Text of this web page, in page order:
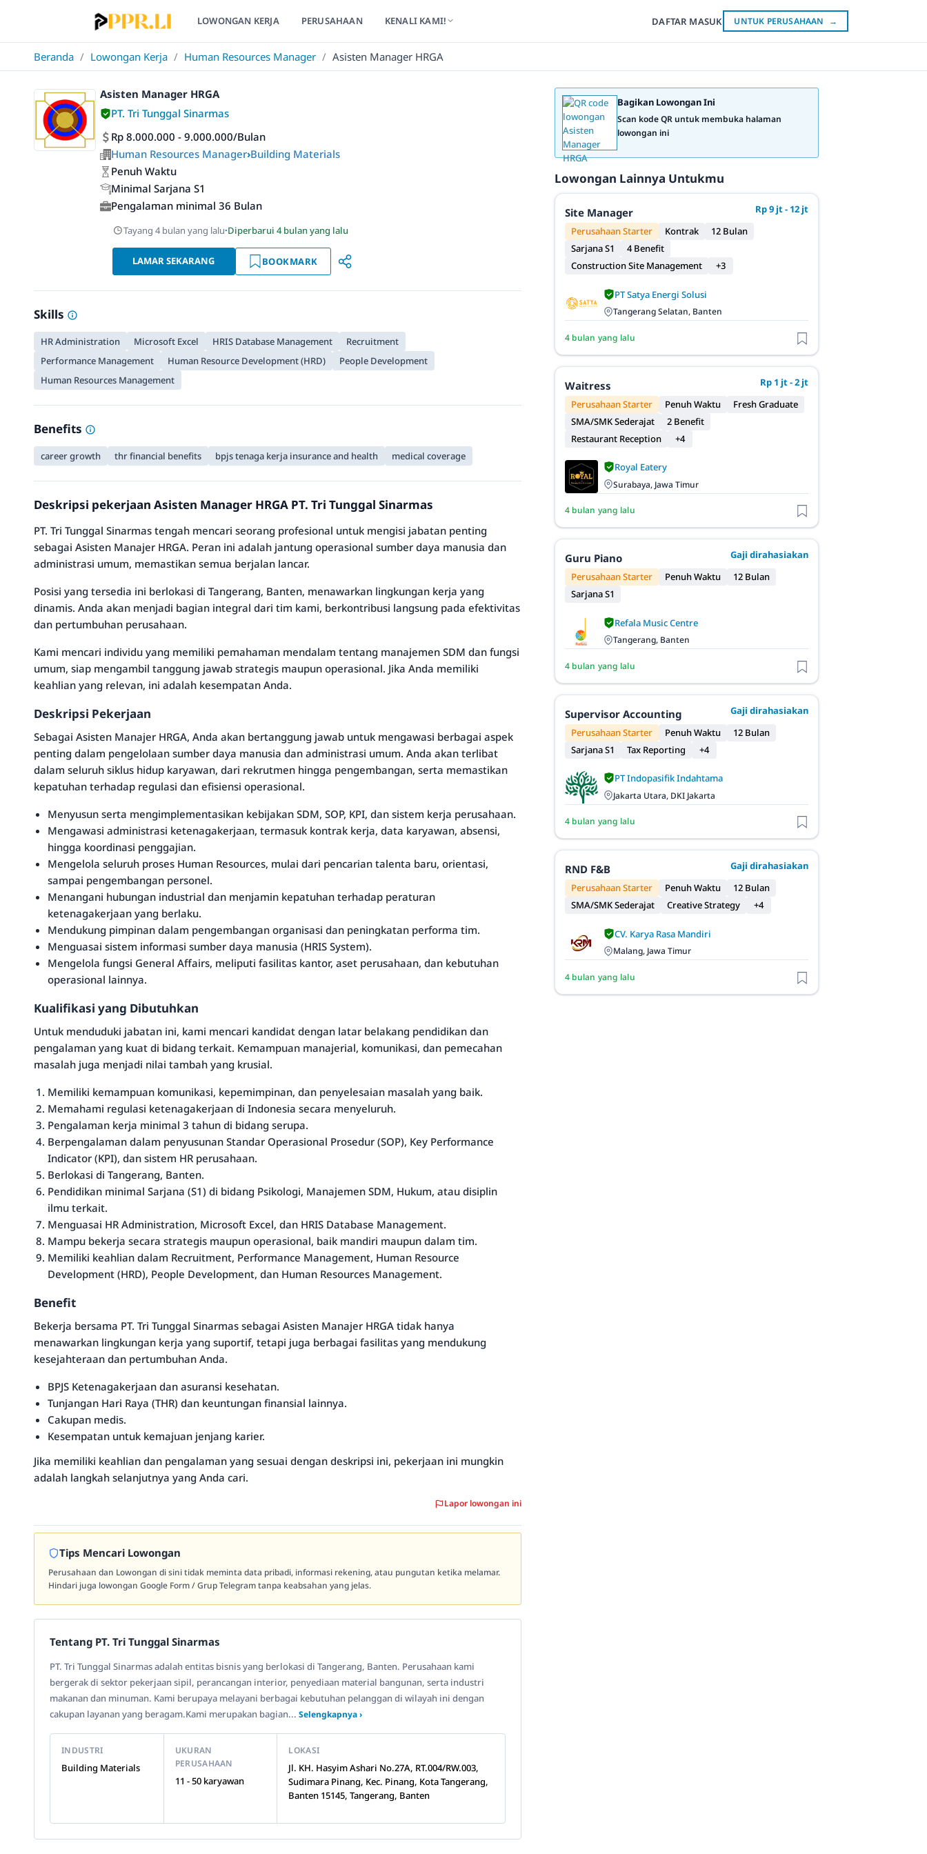
LOWONGAN KERJA PERUSAHAAN KENALI KAMI! DAFTAR MASUK UNTUK PERUSAHAAN →
Beranda / Lowongan Kerja / Human Resources Manager / Asisten Manager HRGA
Asisten Manager HRGA
PT. Tri Tunggal Sinarmas
Rp 8.000.000 - 9.000.000/Bulan
Human Resources Manager›Building Materials
Penuh Waktu
Minimal Sarjana S1
Pengalaman minimal 36 Bulan
Tayang 4 bulan yang lalu·Diperbarui 4 bulan yang lalu
LAMAR SEKARANG BOOKMARK
Skills
HR Administration Microsoft Excel HRIS Database Management
Recruitment
Performance Management
Human Resource Development (HRD)
People Development
Human Resources Management
Benefits
career growth thr financial benefits bpjs tenaga kerja insurance and health medical coverage
Deskripsi pekerjaan Asisten Manager HRGA PT. Tri Tunggal Sinarmas
PT. Tri Tunggal Sinarmas tengah mencari seorang profesional untuk mengisi jabatan penting
sebagai Asisten Manajer HRGA. Peran ini adalah jantung operasional sumber daya manusia dan
administrasi umum, memastikan semua berjalan lancar.
Posisi yang tersedia ini berlokasi di Tangerang, Banten, menawarkan lingkungan kerja yang
dinamis. Anda akan menjadi bagian integral dari tim kami, berkontribusi langsung pada efektivitas
dan pertumbuhan perusahaan.
Kami mencari individu yang memiliki pemahaman mendalam tentang manajemen SDM dan fungsi
umum, siap mengambil tanggung jawab strategis maupun operasional. Jika Anda memiliki
keahlian yang relevan, ini adalah kesempatan Anda.
Deskripsi Pekerjaan
Sebagai Asisten Manajer HRGA, Anda akan bertanggung jawab untuk mengawasi berbagai aspek
penting dalam pengelolaan sumber daya manusia dan administrasi umum. Anda akan terlibat
dalam seluruh siklus hidup karyawan, dari rekrutmen hingga pengembangan, serta memastikan
kepatuhan terhadap regulasi dan efisiensi operasional.
Menyusun serta mengimplementasikan kebijakan SDM, SOP, KPI, dan sistem kerja perusahaan.
Mengawasi administrasi ketenagakerjaan, termasuk kontrak kerja, data karyawan, absensi,
hingga koordinasi penggajian.
Mengelola seluruh proses Human Resources, mulai dari pencarian talenta baru, orientasi,
sampai pengembangan personel.
Menangani hubungan industrial dan menjamin kepatuhan terhadap peraturan
ketenagakerjaan yang berlaku.
Mendukung pimpinan dalam pengembangan organisasi dan peningkatan performa tim.
Menguasai sistem informasi sumber daya manusia (HRIS System).
Mengelola fungsi General Affairs, meliputi fasilitas kantor, aset perusahaan, dan kebutuhan
operasional lainnya.
Kualifikasi yang Dibutuhkan
Untuk menduduki jabatan ini, kami mencari kandidat dengan latar belakang pendidikan dan
pengalaman yang kuat di bidang terkait. Kemampuan manajerial, komunikasi, dan pemecahan
masalah juga menjadi nilai tambah yang krusial.
Memiliki kemampuan komunikasi, kepemimpinan, dan penyelesaian masalah yang baik.
Memahami regulasi ketenagakerjaan di Indonesia secara menyeluruh.
Pengalaman kerja minimal 3 tahun di bidang serupa.
Berpengalaman dalam penyusunan Standar Operasional Prosedur (SOP), Key Performance
Indicator (KPI), dan sistem HR perusahaan.
Berlokasi di Tangerang, Banten.
Pendidikan minimal Sarjana (S1) di bidang Psikologi, Manajemen SDM, Hukum, atau disiplin
ilmu terkait.
Menguasai HR Administration, Microsoft Excel, dan HRIS Database Management.
Mampu bekerja secara strategis maupun operasional, baik mandiri maupun dalam tim.
Memiliki keahlian dalam Recruitment, Performance Management, Human Resource
Development (HRD), People Development, dan Human Resources Management.
Benefit
Bekerja bersama PT. Tri Tunggal Sinarmas sebagai Asisten Manajer HRGA tidak hanya
menawarkan lingkungan kerja yang suportif, tetapi juga berbagai fasilitas yang mendukung
kesejahteraan dan pertumbuhan Anda.
BPJS Ketenagakerjaan dan asuransi kesehatan.
Tunjangan Hari Raya (THR) dan keuntungan finansial lainnya.
Cakupan medis.
Kesempatan untuk kemajuan jenjang karier.
Jika memiliki keahlian dan pengalaman yang sesuai dengan deskripsi ini, pekerjaan ini mungkin
adalah langkah selanjutnya yang Anda cari.
Lapor lowongan ini
Tips Mencari Lowongan
Perusahaan dan Lowongan di sini tidak meminta data pribadi, informasi rekening, atau pungutan ketika melamar.
Hindari juga lowongan Google Form / Grup Telegram tanpa keabsahan yang jelas.
Tentang PT. Tri Tunggal Sinarmas
PT. Tri Tunggal Sinarmas adalah entitas bisnis yang berlokasi di Tangerang, Banten. Perusahaan kami
bergerak di sektor pekerjaan sipil, perancangan interior, penyediaan material bangunan, serta industri
makanan dan minuman. Kami berupaya melayani berbagai kebutuhan pelanggan di wilayah ini dengan
cakupan layanan yang beragam.Kami merupakan bagian... Selengkapnya ›
INDUSTRI
Building Materials
UKURAN
PERUSAHAAN
11 - 50 karyawan
LOKASI
Jl. KH. Hasyim Ashari No.27A, RT.004/RW.003,
Sudimara Pinang, Kec. Pinang, Kota Tangerang,
Banten 15145, Tangerang, Banten
Bagikan Lowongan Ini
Scan kode QR untuk membuka halaman
lowongan ini
Lowongan Lainnya Untukmu
Site Manager
Rp 9 jt - 12 jt
Perusahaan Starter
Kontrak
12 Bulan
Sarjana S1
4 Benefit
Construction Site Management
+3
PT Satya Energi Solusi
Tangerang Selatan, Banten
4 bulan yang lalu
Waitress
Rp 1 jt - 2 jt
Perusahaan Starter
Penuh Waktu
Fresh Graduate
SMA/SMK Sederajat
2 Benefit
Restaurant Reception
+4
Royal Eatery
Surabaya, Jawa Timur
4 bulan yang lalu
Guru Piano
Gaji dirahasiakan
Perusahaan Starter
Penuh Waktu
12 Bulan
Sarjana S1
Refala Music Centre
Tangerang, Banten
4 bulan yang lalu
Supervisor Accounting
Gaji dirahasiakan
Perusahaan Starter
Penuh Waktu
12 Bulan
Sarjana S1
Tax Reporting +4
PT Indopasifik Indahtama
Jakarta Utara, DKI Jakarta
4 bulan yang lalu
RND F&B
Gaji dirahasiakan
Perusahaan Starter
Penuh Waktu
12 Bulan
SMA/SMK Sederajat
Creative Strategy +4
CV. Karya Rasa Mandiri
Malang, Jawa Timur
4 bulan yang lalu